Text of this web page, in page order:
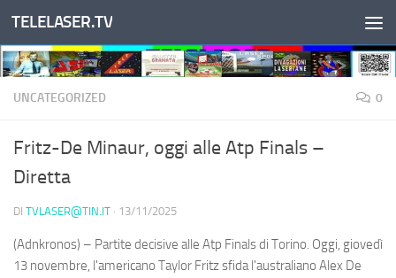
Salta al contenuto
TELELASER.TV
UNCATEGORIZED 0
Fritz-De Minaur, oggi alle Atp Finals –
Diretta
DI TVLASER@TIN.IT · 13/11/2025
(Adnkronos) – Partite decisive alle Atp Finals di Torino. Oggi, giovedì
13 novembre, l'americano Taylor Fritz sfida l'australiano Alex De